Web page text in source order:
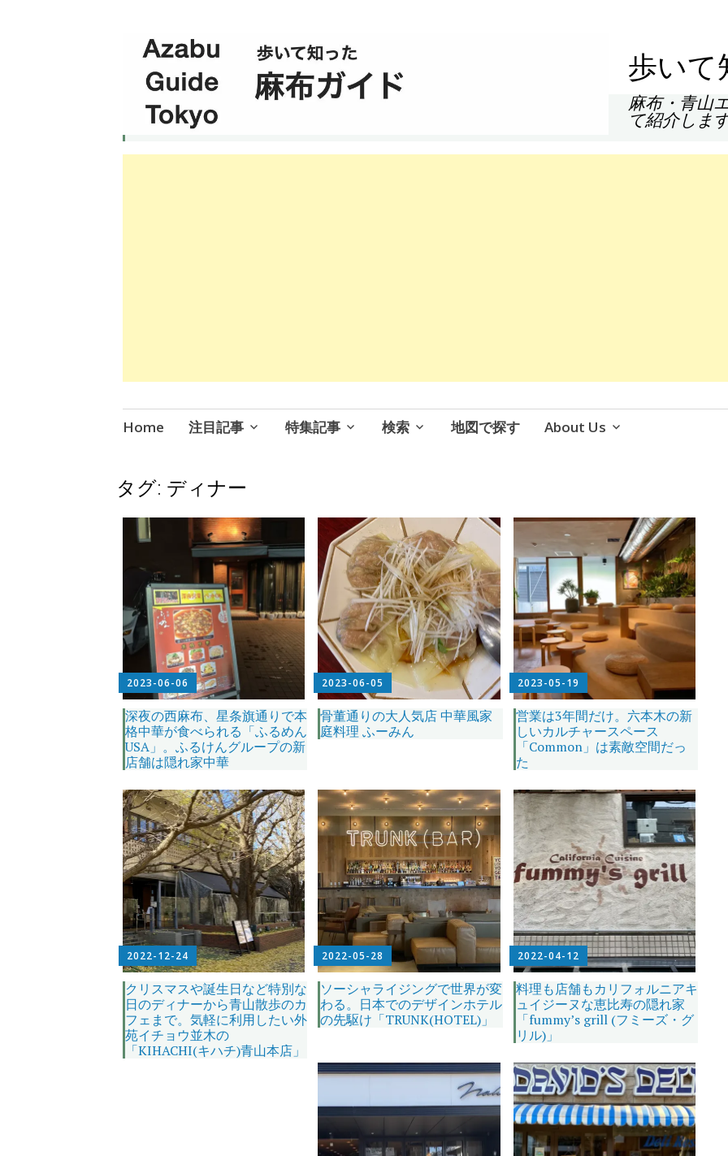
歩いて
麻布・青山
て紹介しま
コ
ン
ツ
へ
プ
Home 注目記事 特集記事 検索 地図で探す About Us
タグ: ディナー
2023-06-06
深夜の西麻布、星条旗通りで本
格中華が食べられる「ふるめん
USA」。ふるけんグループの新
店舗は隠れ家中華
2023-06-05
骨董通りの大人気店 中華風家
庭料理 ふーみん
2023-05-19
営業は3年間だけ。六本木の新
しいカルチャースペース
「Common」は素敵空間だっ
た
2022-12-24
クリスマスや誕生日など特別な
日のディナーから青山散歩のカ
フェまで。気軽に利用したい外
苑イチョウ並木の
「KIHACHI(キハチ)青山本店」
2022-05-28
ソーシャライジングで世界が変
わる。日本でのデザインホテル
の先駆け「TRUNK(HOTEL)」
2022-04-12
料理も店舗もカリフォルニアキ
ュイジーヌな恵比寿の隠れ家
「fummy’s grill (フミーズ・グ
リル)」